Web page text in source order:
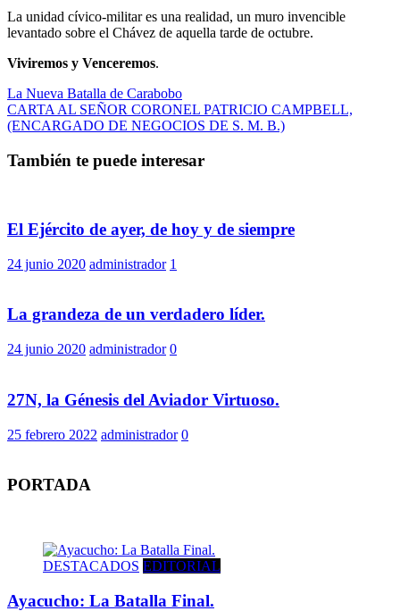
La unidad cívico-militar es una realidad, un muro invencible
levantado sobre el Chávez de aquella tarde de octubre.
Viviremos y Venceremos.
Navegación
de
entradas
La Nueva Batalla de Carabobo
CARTA AL SEÑOR CORONEL PATRICIO CAMPBELL,
(ENCARGADO DE NEGOCIOS DE S. M. B.)
También te puede interesar
El Ejército de ayer, de hoy y de siempre
24 junio 2020 administrador 1
La grandeza de un verdadero líder.
24 junio 2020 administrador 0
27N, la Génesis del Aviador Virtuoso.
25 febrero 2022 administrador 0
PORTADA
DESTACADOS EDITORIAL
Ayacucho: La Batalla Final.